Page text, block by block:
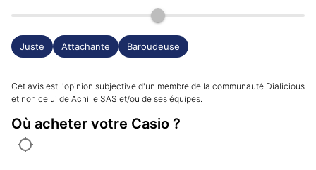
Juste Attachante Baroudeuse
Cet avis est l'opinion subjective d'un membre de la communauté Dialicious
et non celui de Achille SAS et/ou de ses équipes.
Où acheter votre Casio ?